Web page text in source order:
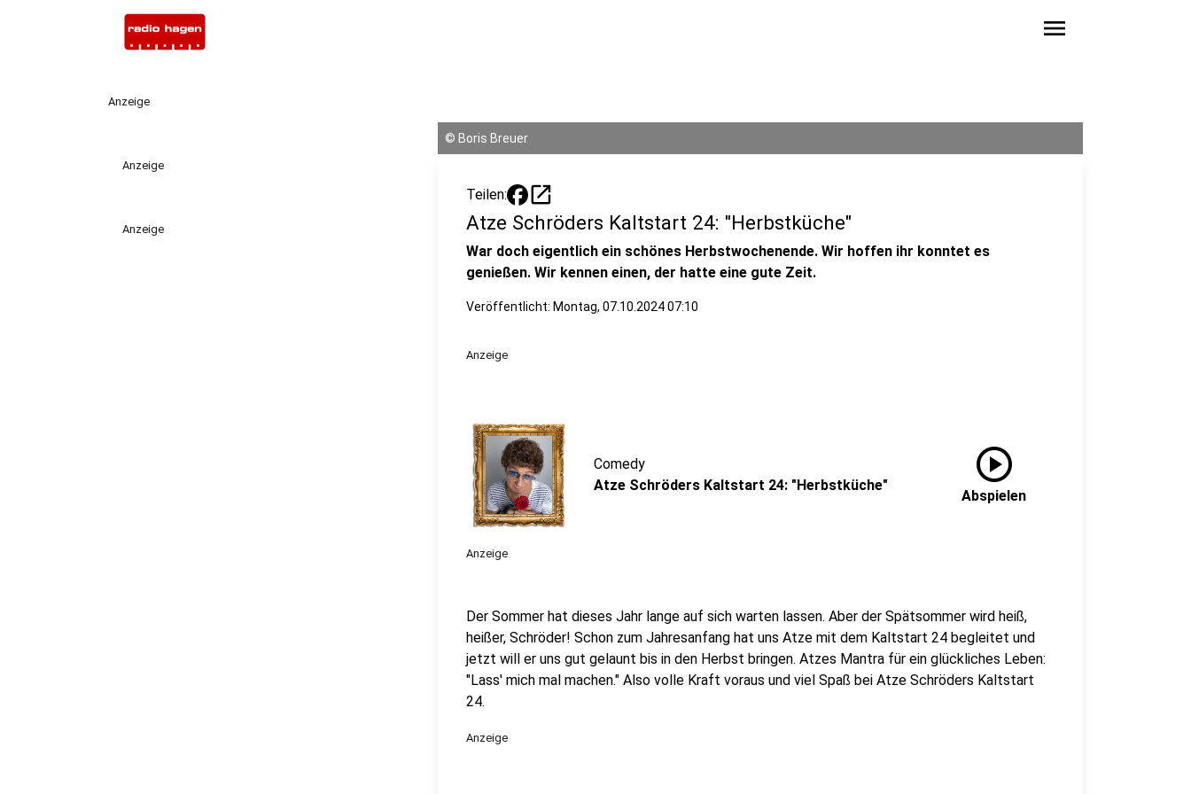
menu
Anzeige
Anzeige
Anzeige
© Boris Breuer
Teilen: open_in_new
Atze Schröders Kaltstart 24: "Herbstküche"
War doch eigentlich ein schönes Herbstwochenende. Wir hoffen ihr konntet es
genießen. Wir kennen einen, der hatte eine gute Zeit.
Veröffentlicht: Montag, 07.10.2024 07:10
Anzeige
Comedy
Atze Schröders Kaltstart 24: "Herbstküche"
play_circle
Abspielen
Anzeige
Der Sommer hat dieses Jahr lange auf sich warten lassen. Aber der Spätsommer wird heiß,
heißer, Schröder! Schon zum Jahresanfang hat uns Atze mit dem Kaltstart 24 begleitet und
jetzt will er uns gut gelaunt bis in den Herbst bringen. Atzes Mantra für ein glückliches Leben:
"Lass' mich mal machen." Also volle Kraft voraus und viel Spaß bei Atze Schröders Kaltstart
24.
Anzeige